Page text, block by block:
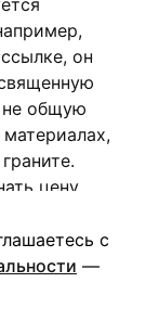
он
не общую
цену
условий
должна
с
—